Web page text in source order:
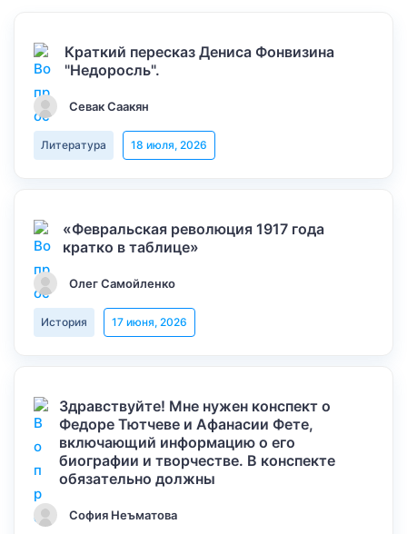
Краткий пересказ Дениса Фонвизина
"Недоросль".
Севак Саакян
Литература 18 июля, 2026
«Февральская революция 1917 года
кратко в таблице»
Олег Самойленко
История 17 июня, 2026
Здравствуйте! Мне нужен конспект о
Федоре Тютчеве и Афанасии Фете,
включающий информацию о его
биографии и творчестве. В конспекте
обязательно должны
София Неъматова